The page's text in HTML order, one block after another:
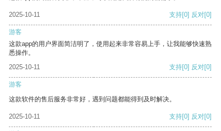
2025-10-11 支持[0] 反对[0]
游客
这款app的用户界面简洁明了，使用起来非常容易上手，让我能够快速熟
悉操作。
2025-10-11
支持[0] 反对[0]
游客
这款软件的售后服务非常好，遇到问题都能得到及时解决。
2025-10-11 支持[0] 反对[0]